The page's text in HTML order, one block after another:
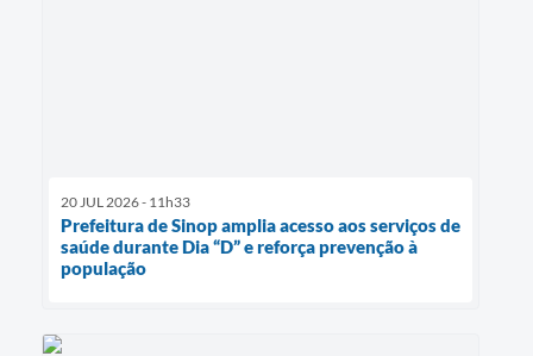
20 JUL 2026 - 11h33
Prefeitura de Sinop amplia acesso aos serviços de
saúde durante Dia “D” e reforça prevenção à
população